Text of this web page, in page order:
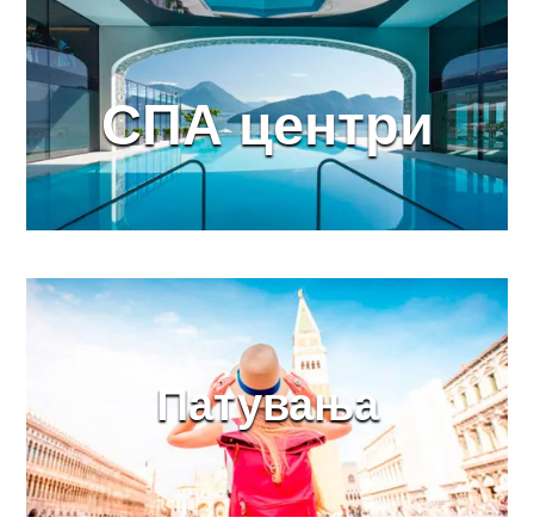
СПА центри
Патувања